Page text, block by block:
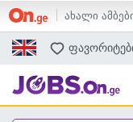
ახალი
ძებნა